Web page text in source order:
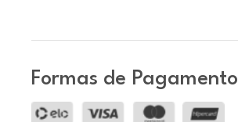
Formas de Pagamento